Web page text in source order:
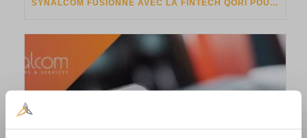
SYNALCOM FUSIONNE AVEC LA FINTECH QORI POUR LANCER SYLQ